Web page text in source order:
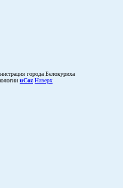
города Белокуриха
uCoz Наверх